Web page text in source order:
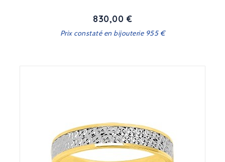
Prix
830,00 €
Prix constaté en bijouterie 955 €